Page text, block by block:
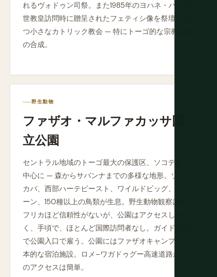
れるヴォドゥン司祭。また1985年のヨハネ・パウロ2
世教皇訪問時に贈呈されたフェティシ像を祭壇に持
つ小さなカトリック教会 — 特にトーゴ的な宗教伝統
の合成。
野生動物
ファザオ・マルファカッサ国
立公園
セントラル地域のトーゴ最大の保護区、ソコデ町を
中心に — 森からサバンナまでの多様な地形。ゾウ、
カバ、西部ハーテビースト、ワイルドピッグ、バブ
ーン、150種以上の鳥類が生息。野生動物観察は東ア
フリカほど信頼性がないが、公園はアクセスしやす
く、手頃で、ほとんど国際訪問者なし。ガイド必須
で公園入口で雇う。公園にはファザオキャンプに基
本的な宿泊施設。ロメ–ワガドゥグー高速道路から
のアクセスは簡単。